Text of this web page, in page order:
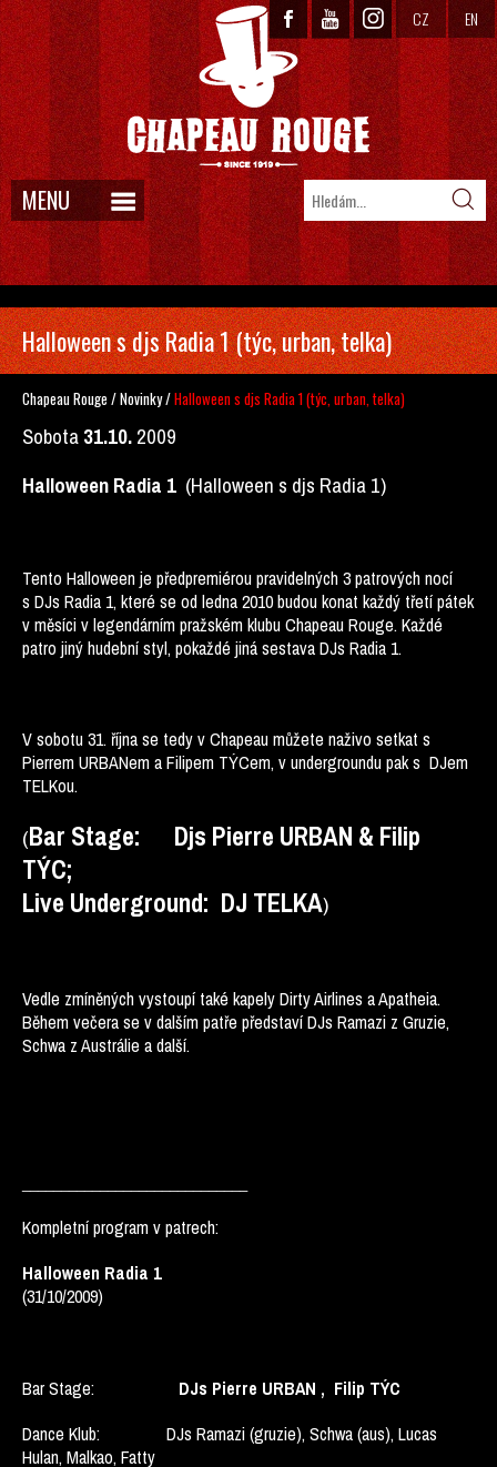
CZ EN
MENU
Halloween s djs Radia 1 (týc, urban, telka)
Chapeau Rouge /Novinky/Halloween s djs Radia 1 (týc, urban, telka)
Sobota 31.10. 2009
Halloween Radia 1 (Halloween s djs Radia 1)
Tento Halloween je předpremiérou pravidelných 3 patrových nocí
s DJs Radia 1, které se od ledna 2010 budou konat každý třetí pátek
v měsíci v legendárním pražském klubu Chapeau Rouge. Každé
patro jiný hudební styl, pokaždé jiná sestava DJs Radia 1.
V sobotu 31. října se tedy v Chapeau můžete naživo setkat s
Pierrem URBANem a Filipem TÝCem, v undergroundu pak s DJem
TELKou.
(Bar Stage: Djs Pierre URBAN & Filip
TÝC;
Live Underground: DJ TELKA)
Vedle zmíněných vystoupí také kapely Dirty Airlines a Apatheia.
Během večera se v dalším patře představí DJs Ramazi z Gruzie,
Schwa z Austrálie a další.
Kompletní program v patrech:
Halloween Radia 1
(31/10/2009)
Bar Stage: DJs Pierre URBAN , Filip TÝC
Dance Klub: DJs Ramazi (gruzie), Schwa (aus), Lucas
Hulan, Malkao, Fatty